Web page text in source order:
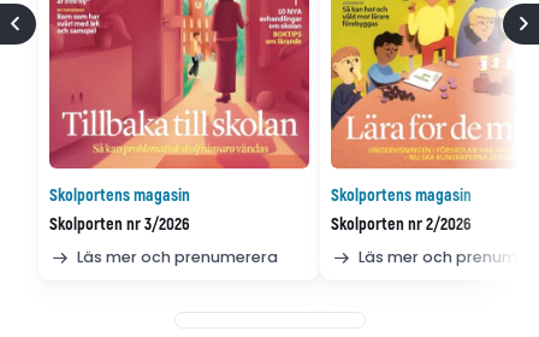
Skolportens magasin
Skolporten nr 3/2026
Läs mer och prenumerera
Skolportens magasin
Skolporten nr 2/2026
Läs mer och